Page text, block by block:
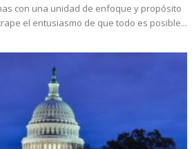
con una unidad de enfoque y propósito
el entusiasmo de que todo es posible...